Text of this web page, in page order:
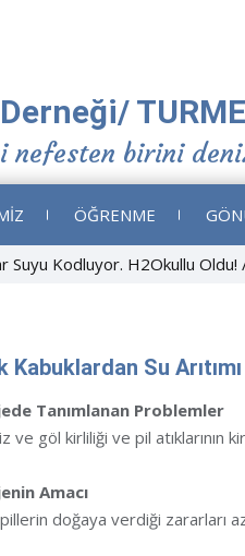
nefesten birini
ÖĞRENME
Suyu Kodluyor. H2Okullu Oldu!
Kabuklardan Su
Tanımlanan Problemler
ve göl kirliliği ve pil atıklarının
Amacı
pillerin doğaya verdiği zararları